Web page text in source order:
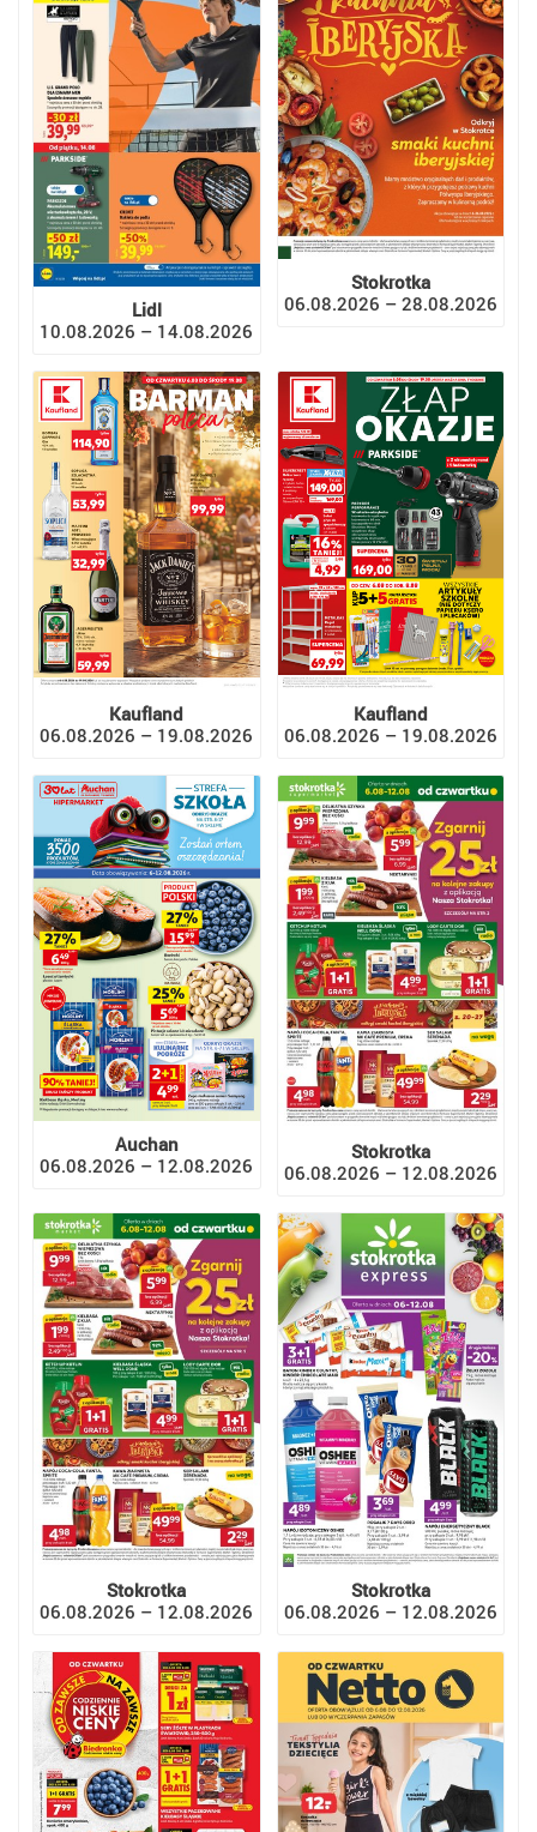
Lidl
10.08.2026 – 14.08.2026
Stokrotka
06.08.2026 – 28.08.2026
Kaufland
06.08.2026 – 19.08.2026
Kaufland
06.08.2026 – 19.08.2026
Auchan
06.08.2026 – 12.08.2026
Stokrotka
06.08.2026 – 12.08.2026
Stokrotka
06.08.2026 – 12.08.2026
Stokrotka
06.08.2026 – 12.08.2026